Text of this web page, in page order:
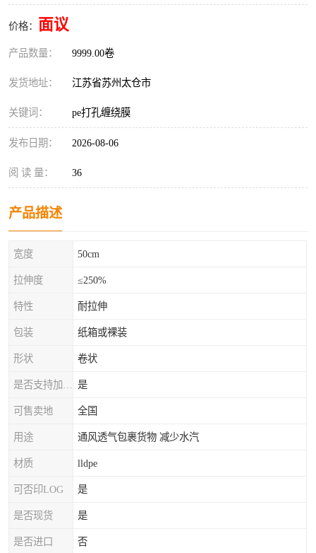
价格： 面议
产品数量： 9999.00卷
发货地址： 江苏省苏州太仓市
关键词： pe打孔缠绕膜
发布日期： 2026-08-06
阅 读 量： 36
产品描述
宽度 50cm
拉伸度 ≤250%
特性 耐拉伸
包装 纸箱或裸装
形状 卷状
是
可售卖地 全国
用途 通风透气包裹货物 减少水汽
材质 lldpe
可否印LOG 是
是否现货 是
是否进口 否